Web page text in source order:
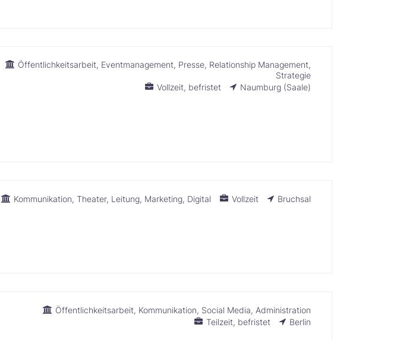
Öffentlichkeitsarbeit Eventmanagement Presse Relationship Management
Strategie
Vollzeit befristet Naumburg (Saale)
Kommunikation Theater Leitung Marketing Digital Vollzeit Bruchsal
Öffentlichkeitsarbeit Kommunikation Social Media Administration
Teilzeit befristet Berlin